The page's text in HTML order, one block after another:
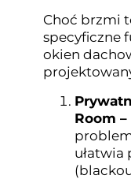
Choć brzmi
specyficzne
okien
Room –
ułatwia